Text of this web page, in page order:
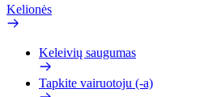
Kelionės
Keleivių saugumas
Tapkite vairuotoju (-a)